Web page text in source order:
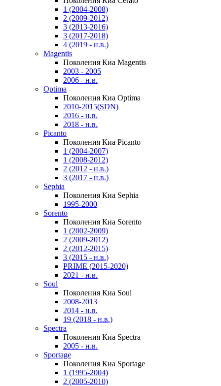
1 (2004-2008)
2 (2009-2012)
3 (2013-2016)
3 (2017-2018)
4 (2019 - н.в.)
Magentis
Поколения Киа Magentis
2003 - 2005
2006 - н.в.
Optima
Поколения Киа Optima
2010-2015(SDN)
2016 - н.в.
2018 - н.в.
Picanto
Поколения Киа Picanto
1 (2004-2007)
1 (2008-2012)
2 (2012 - н.в.)
3 (2017 - н.в.)
Sephia
Поколения Киа Sephia
1995-2000
Sorento
Поколения Киа Sorento
1 (2002-2009)
2 (2009-2012)
2 (2012-2015)
3 (2015 - н.в.)
PRIME (2015-2020)
2021 - н.в.
Soul
Поколения Киа Soul
2008-2013
2014 - н.в.
19 (2018 - н.в.)
Spectra
Поколения Киа Spectra
2005 - н.в.
Sportage
Поколения Киа Sportage
1 (1995-2004)
2 (2005-2010)